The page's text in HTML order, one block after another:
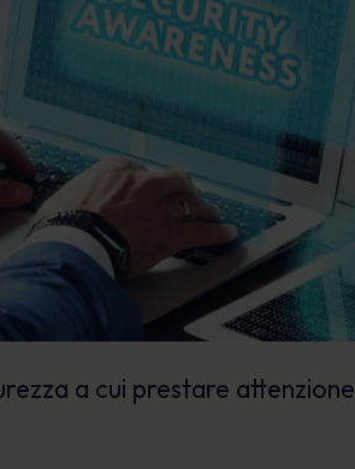
a cui prestare attenzione